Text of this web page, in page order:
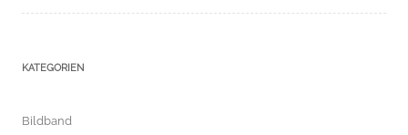
KATEGORIEN
Bildband